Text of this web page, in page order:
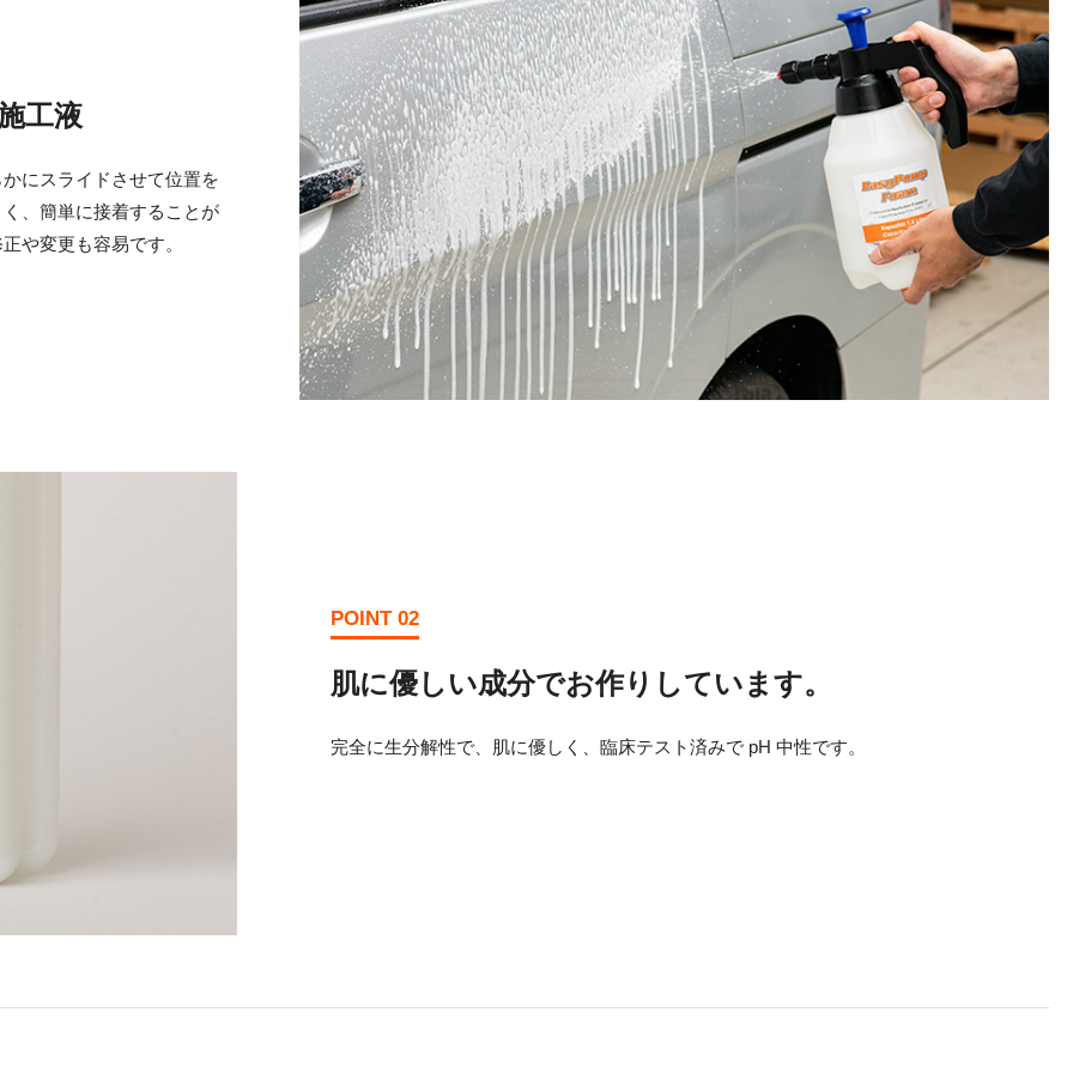
工液
にスライドさせて位置を
、簡単に接着することが
や変更も容易です。
POINT 02
肌に優しい成分でお作りしています。
完全に生分解性で、肌に優しく、臨床テスト済みで pH 中性です。